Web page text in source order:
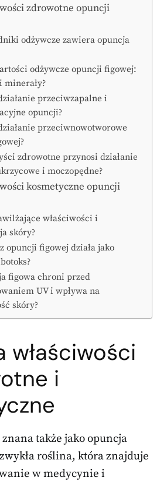
zdrowotne opuncji
odżywcze zawiera opuncja
odżywcze opuncji figowej:
przeciwzapalne i
opuncji?
przeciwnowotworowe
zdrowotne przynosi działanie
i moczopędne?
kosmetyczne opuncji
właściwości i
skóry?
opuncji figowej działa jako
figowa chroni przed
UV i wpływa na
skóry?
właściwości
i
znana także jako opuncja
roślina, która znajduje
w medycynie i